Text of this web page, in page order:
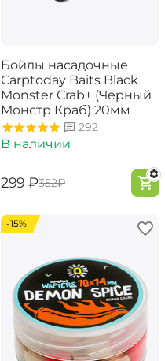
Бойлы насадочные
Carptoday Baits Black
Monster Crab+ (Черный
Монстр Краб) 20мм
292
В наличии
‍299‍ ₽‍352‍₽
-15%